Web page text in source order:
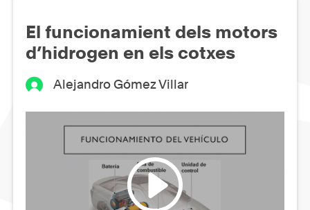
El funcionamient dels motors
d’hidrogen en els cotxes
Alejandro Gómez Villar